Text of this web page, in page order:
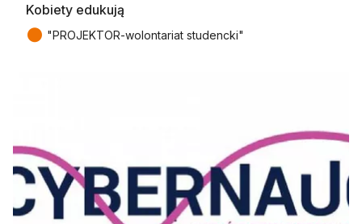
Kobiety edukują
● "PROJEKTOR-wolontariat studencki"